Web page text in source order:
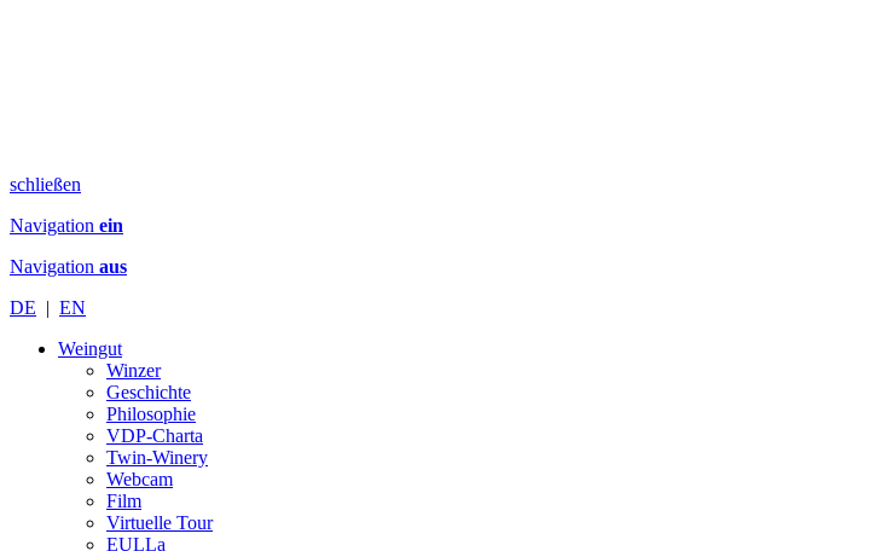
schließen
Navigation ein
Navigation aus
DE | EN
Weingut
Winzer
Geschichte
Philosophie
VDP-Charta
Twin-Winery
Webcam
Film
Virtuelle Tour
EULLa